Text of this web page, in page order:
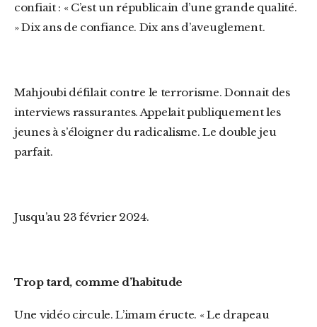
confiait : « C’est un républicain d’une grande qualité.
» Dix ans de confiance. Dix ans d’aveuglement.
Mahjoubi défilait contre le terrorisme. Donnait des
interviews rassurantes. Appelait publiquement les
jeunes à s’éloigner du radicalisme. Le double jeu
parfait.
Jusqu’au 23 février 2024.
Trop tard, comme d’habitude
Une vidéo circule. L’imam éructe. « Le drapeau